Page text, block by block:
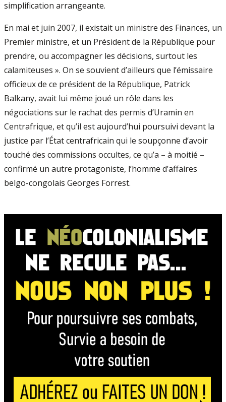
simplification arrangeante.
En mai et juin 2007, il existait un ministre des Finances, un
Premier ministre, et un Président de la République pour
prendre, ou accompagner les décisions, surtout les
calamiteuses ». On se souvient d’ailleurs que l’émissaire
officieux de ce président de la République, Patrick
Balkany, avait lui même joué un rôle dans les
négociations sur le rachat des permis d’Uramin en
Centrafrique, et qu’il est aujourd’hui poursuivi devant la
justice par l’État centrafricain qui le soupçonne d’avoir
touché des commissions occultes, ce qu’a – à moitié –
confirmé un autre protagoniste, l’homme d’affaires
belgo­-congolais Georges Forrest.